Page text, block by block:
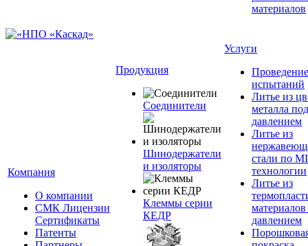
материалов
Компания
О компании
СМК Лицензии
Сертификаты
Патенты
Продукция
Соединители
Шинодержатели
и изоляторы
Клеммы серии
КЕДР
Услуги
Проведение
испытаний
Литье из
металла под
давлением
Литье из
стали по
технологии
Литье из
давлением